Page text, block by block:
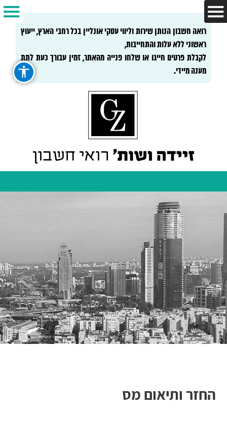
רואה חשבון הנותן שירות וליווי עסקי אונליין בכל רחבי הארץ, ייעוץ
ראשוני ללא עלות והתחייבות,
לקבלת פרטים חייגו או שלחו פנייה מהאתר, זמין עבורך כעת לתת
מענה מיידי.
החזר ותיאום מס